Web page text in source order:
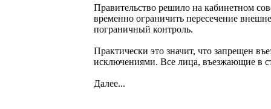
Правительство решило на кабинетном
временно ограничить пересечение
пограничный контроль.
Практически это значит, что запрещен
исключениями. Все лица, въезжающие в
Далее...